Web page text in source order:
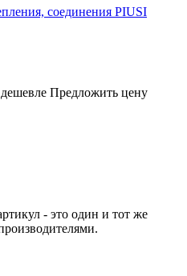
соединения PIUSI
Предложить цену
- это один и тот же